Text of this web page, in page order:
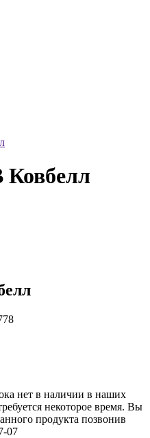
Ковбелл
нет в наличии в наших
некоторое время. Вы
продукта позвонив
07